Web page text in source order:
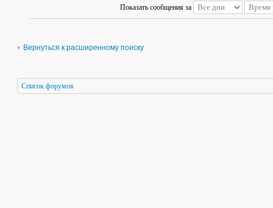
Показать сообщения за
Вернуться к расширенному поиску
Список форумов